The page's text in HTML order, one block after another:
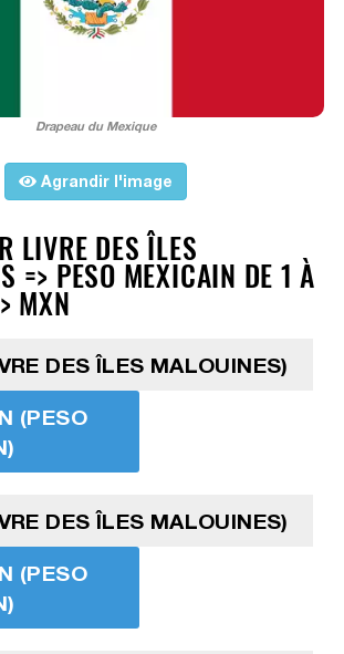
Drapeau du Mexique
Agrandir l'image
LIVRE DES ÎLES
=> PESO MEXICAIN DE 1 À
MXN
DES ÎLES MALOUINES)
(PESO
DES ÎLES MALOUINES)
(PESO